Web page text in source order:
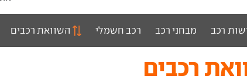
רכב מבחני רכב רכב חשמלי השוואת רכבים
רכבים